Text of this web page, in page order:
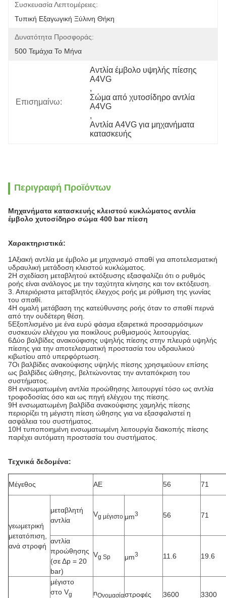
Συσκευασία Λεπτομέρειες:
Τυπική Εξαγωγική Ξύλινη Θήκη
Δυνατότητα Προσφοράς:
500 Τεμάχια Το Μήνα
Επισημαίνω:
Αντλία έμβολο υψηλής πίεσης
A4VG
,
Σώμα από χυτοσίδηρο αντλία
A4VG
,
Αντλία A4VG για μηχανήματα
κατασκευής
Περιγραφή Προϊόντων
Μηχανήματα κατασκευής κλειστού κυκλώματος αντλία
έμβολο χυτοσίδηρο σώμα 400 bar πίεση
Χαρακτηριστικά:
1Αξιακή αντλία με έμβολο με μηχανισμό σπαθί για αποτελεσματική
υδραυλική μετάδοση κλειστού κυκλώματος.
2Η σχεδίαση μεταβλητού εκτόξευσης εξασφαλίζει ότι ο ρυθμός
ροής είναι ανάλογος με την ταχύτητα κίνησης και τον εκτόξευση.
3. Απεριόριστα μεταβλητός έλεγχος ροής με ρύθμιση της γωνίας
του σπαθί.
4Η ομαλή μετάβαση της κατεύθυνσης ροής όταν το σπαθί περνά
από την ουδέτερη θέση.
5Εξοπλισμένο με ένα ευρύ φάσμα εξαιρετικά προσαρμόσιμων
συσκευών ελέγχου για ποικίλους ρυθμισμούς λειτουργίας.
6Δύο βαλβίδες ανακούφισης υψηλής πίεσης στην πλευρά υψηλής
πίεσης για την αποτελεσματική προστασία του υδραυλικού
κιβωτίου από υπερφόρτωση.
7Οι βαλβίδες ανακούφισης υψηλής πίεσης χρησιμεύουν επίσης
ως βαλβίδες ώθησης, βελτιώνοντας την ανταπόκριση του
συστήματος.
8Η ενσωματωμένη αντλία προώθησης λειτουργεί τόσο ως αντλία
τροφοδοσίας όσο και ως πηγή ελέγχου της πίεσης.
9Η ενσωματωμένη βαλβίδα ανακούφισης χαμηλής πίεσης
περιορίζει τη μέγιστη πίεση ώθησης για να εξασφαλιστεί η
ασφάλεια του συστήματος.
10Η τυποποιημένη ενσωματωμένη λειτουργία διακοπής πίεσης
παρέχει αυτόματη προστασία του συστήματος.
Τεχνικά δεδομένα:
Μέγεθος ΑΕ 56 71
γεωμετρική
μετατόπιση,
ανά στροφή
μεταβλητή
αντλία
Vg μέγιστο μm3 56 71
αντλία
προώθησης
(σε Δp = 20
bar)
Vg Sp μm3 11.6 19.6
μέγιστο
στο Vg nΟνομασίαστροφές 3600 3300